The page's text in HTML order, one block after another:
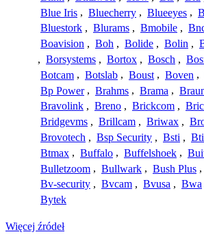
Blue Iris , Bluecherry , Blueeyes ,
Bluestork , Blurams , Bmobile ,
Boavision , Boh , Bolide , Bolin ,
, Borsystems , Bortox , Bosch ,
Botcam , Botslab , Boust , Boven ,
Bp Power , Brahms , Brama ,
Bravolink , Breno , Brickcom ,
Bridgevms , Brillcam , Briwax ,
Brovotech , Bsp Security , Bsti ,
Btmax , Buffalo , Buffelshoek ,
Bulletzoom , Bullwark , Bush Plus ,
Bv-security , Bvcam , Bvusa , Bwa
Bytek
Więcej źródeł